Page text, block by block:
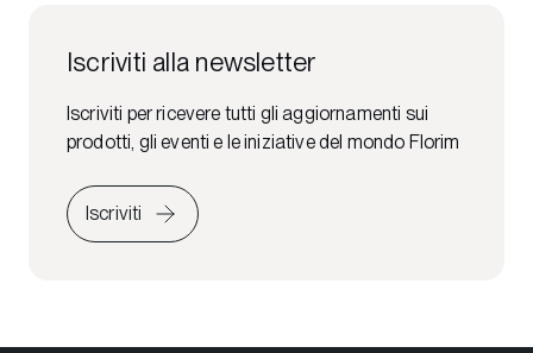
Iscriviti alla newsletter
Iscriviti per ricevere tutti gli aggiornamenti sui
prodotti, gli eventi e le iniziative del mondo Florim
Iscriviti